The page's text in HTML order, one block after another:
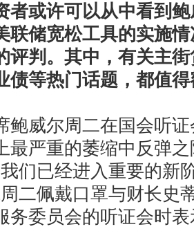
者或许可以从中看到
联储宽松工具的实施
评判。其中，有关主
债等热门话题，都值
威尔周二在国会听证
最严重的萎缩中反弹
们已经进入重要的新
二佩戴口罩与财长史
务委员会的听证会时